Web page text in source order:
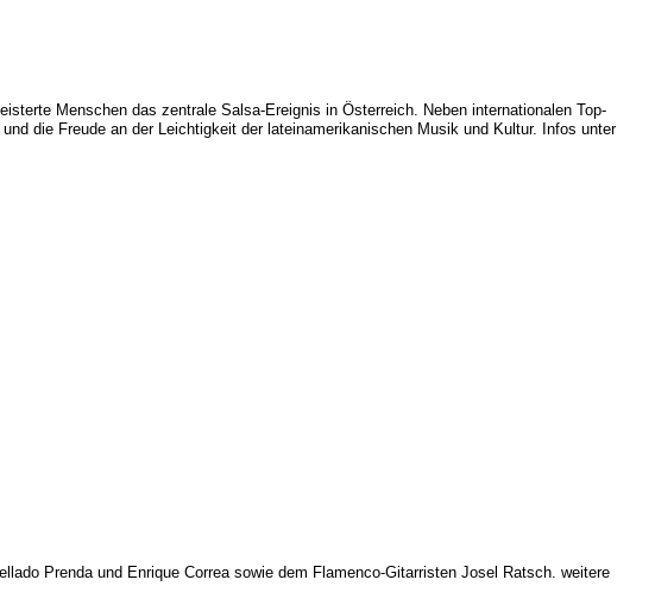
Menschen das zentrale Salsa-Ereignis in Österreich. Neben internationalen Top-
die Freude an der Leichtigkeit der lateinamerikanischen Musik und Kultur. Infos unter
Prenda und Enrique Correa sowie dem Flamenco-Gitarristen Josel Ratsch. weitere